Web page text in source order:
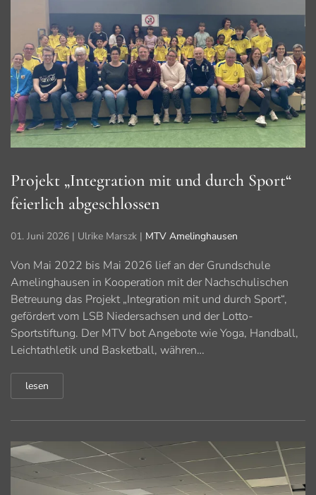
Projekt „Integration mit und durch Sport“
feierlich abgeschlossen
01. Juni 2026 | Ulrike Marszk | MTV Amelinghausen
Von Mai 2022 bis Mai 2026 lief an der Grundschule
Amelinghausen in Kooperation mit der Nachschulischen
Betreuung das Projekt „Integration mit und durch Sport“,
gefördert vom LSB Niedersachsen und der Lotto-
Sportstiftung. Der MTV bot Angebote wie Yoga, Handball,
Leichtathletik und Basketball, währen…
lesen